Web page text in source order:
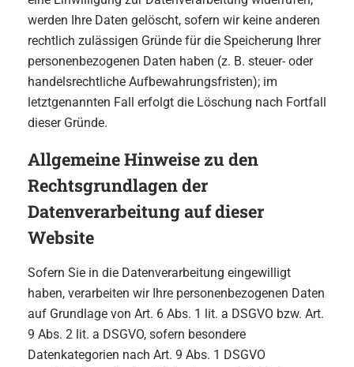
werden Ihre Daten gelöscht, sofern wir keine anderen
rechtlich zulässigen Gründe für die Speicherung Ihrer
personenbezogenen Daten haben (z. B. steuer- oder
handelsrechtliche Aufbewahrungsfristen); im
letztgenannten Fall erfolgt die Löschung nach Fortfall
dieser Gründe.
Allgemeine Hinweise zu den
Rechtsgrundlagen der
Datenverarbeitung auf dieser
Website
Sofern Sie in die Datenverarbeitung eingewilligt
haben, verarbeiten wir Ihre personenbezogenen Daten
auf Grundlage von Art. 6 Abs. 1 lit. a DSGVO bzw. Art.
9 Abs. 2 lit. a DSGVO, sofern besondere
Datenkategorien nach Art. 9 Abs. 1 DSGVO